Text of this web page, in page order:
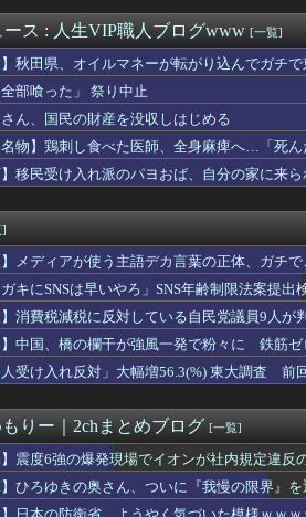
えもんの道具、今のAIそのものだろ」
ってるんだ？」 世界的ブームの日本の食品、
らいシンプルな格ゲーを作って格ゲー人口を
大好きな100人の彼女 第3期』30話感想 15人
の入場特典シール、地味に色んなパターンが
買い忘れがあって買い物に行ってきた。車
日常の工夫）
最大の裏切り者がまさかの野崎さん！ネット
彼氏から「同棲して家事全部やって」と言わ
カレーだよ」俺「冗談だろ…」→さらに嫁の
ス : 人生VIP職人ブログwww [一覧]
】秋田県、オイルマネーが転がり込んでガチ
部喰った」 祭り中止
ん、国民の財産を没収しはじめる
名物】鶏刺し食べた医師、全身麻痺へ…「死
】移民受け入れ派のパヨおば、自分の家に来
】メディアが使う主語デカ言葉の正体、ガチ
キにSNSは早いやろ」SNS年齢制限法案提出
】消費税減税に反対している自民党議員9人が
】中国、橋の欄干が強風一発で粉々に 鉄筋
人受け入れ反対」大幅増56.3(%) 東大調査 前
りー｜2chまとめブログ [一覧]
】震度6強の爆発現場でイオンが社内規定違
】ひろゆきの奥さん、ついに『我慢の限界』